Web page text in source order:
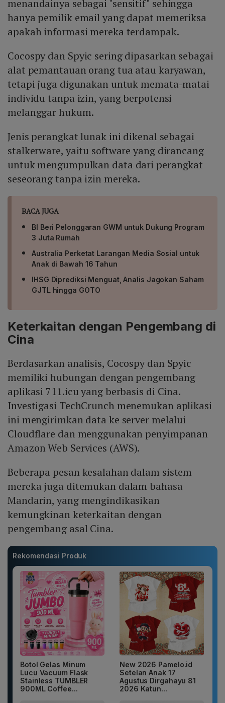
menandainya sebagai "sensitif" sehingga
hanya pemilik email yang dapat memeriksa
apakah informasi mereka terdampak.
Cocospy dan Spyic sering dipasarkan sebagai
alat pemantauan orang tua atau karyawan,
tetapi juga digunakan untuk memata-matai
individu tanpa izin, yang berpotensi
melanggar hukum.
Jenis perangkat lunak ini dikenal sebagai
stalkerware, yaitu software yang dirancang
untuk mengumpulkan data dari perangkat
seseorang tanpa izin mereka.
BACA JUGA
BI Beri Pelonggaran GWM untuk Dukung Program
3 Juta Rumah
Australia Perketat Larangan Media Sosial untuk
Anak di Bawah 16 Tahun
IHSG Diprediksi Menguat, Analis Jagokan Saham
GJTL hingga GOTO
Keterkaitan dengan Pengembang di
Cina
Berdasarkan analisis, Cocospy dan Spyic
memiliki hubungan dengan pengembang
aplikasi 711.icu yang berbasis di Cina.
Investigasi TechCrunch menemukan aplikasi
ini mengirimkan data ke server melalui
Cloudflare dan menggunakan penyimpanan
Amazon Web Services (AWS).
Beberapa pesan kesalahan dalam sistem
mereka juga ditemukan dalam bahasa
Mandarin, yang mengindikasikan
kemungkinan keterkaitan dengan
pengembang asal Cina.
Rekomendasi Produk
Botol Gelas Minum
Lucu Vacuum Flask
Stainless TUMBLER
900ML Coffee...
New 2026 Pamelo.id
Setelan Anak 17
Agustus Dirgahayu 81
2026 Katun...